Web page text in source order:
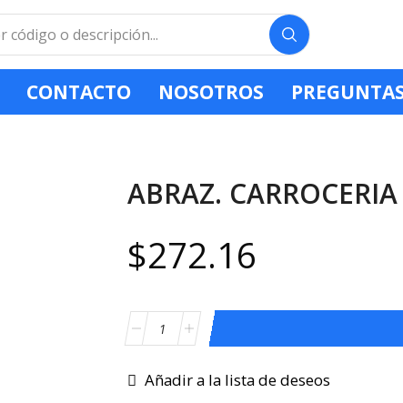
CONTACTO NOSOTROS
ABRAZ.
$272.16
Añadir a la lista de deseos